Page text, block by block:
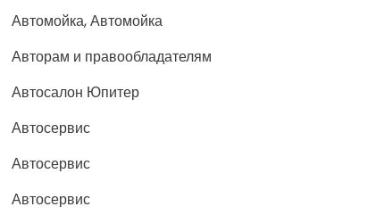
Автомойка, Автомойка
Авторам и правообладателям
Автосалон Юпитер
Автосервис
Автосервис
Автосервис